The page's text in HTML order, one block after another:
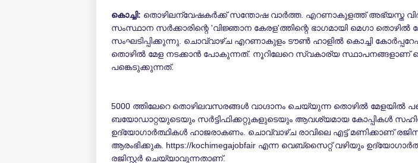
കൊച്ചി: തൊഴിലന്വേഷകര്‍ക്ക് സന്തോഷ വാര്‍ത്ത. എറണാകുളത്ത് അഭ്യസ്ത
സംസ്ഥാന സര്‍ക്കാരിന്റെ 'വിജ്ഞാന കേരള'ത്തിന്റെ ഭാഗമായി മെഗാ തൊഴില്‍
സംഘടിപ്പിക്കുന്നു. ചൊവ്വാഴ്ച എറണാകുളം ടൗണ്‍ ഹാളില്‍ കൊച്ചി
തൊഴില്‍ മേള നടക്കാന്‍ പോകുന്നത്. നൂറിലേറെ സ്വകാര്യ സ്ഥാപനങ്ങളാണ്
പങ്കെടുക്കുന്നത്.
5000 ത്തിലേറെ തൊഴിലവസരങ്ങള്‍ വാഗ്ദാനം ചെയ്യുന്ന തൊഴില്‍ മേളയില്‍
ബയോഡാറ്റയുടെയും സര്‍ട്ടിഫിക്കറ്റുകളുടെയും ആവശ്യമായ കോപ്പികള്‍
ഉദ്യോഗാര്‍ത്ഥികള്‍ ഹാജരാകണം. ചൊവ്വാഴ്ച രാവിലെ എട്ട് മണിക്കാണ്
ആരംഭിക്കുക. https://kochimegajobfair എന്ന വെബ്‌സൈറ്റ് വഴിയും
രജിസ്റ്റര്‍ ചെയ്യാവുന്നതാണ്.